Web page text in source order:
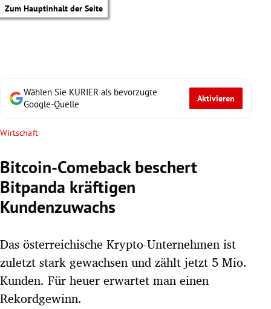
Zum Hauptinhalt der Seite
Untermenü
Wählen Sie KURIER als bevorzugte
Google-Quelle
Aktivieren
Wirtschaft
Bitcoin-Comeback beschert
Bitpanda kräftigen
Kundenzuwachs
Das österreichische Krypto-Unternehmen ist
zuletzt stark gewachsen und zählt jetzt 5 Mio.
Kunden. Für heuer erwartet man einen
Rekordgewinn.